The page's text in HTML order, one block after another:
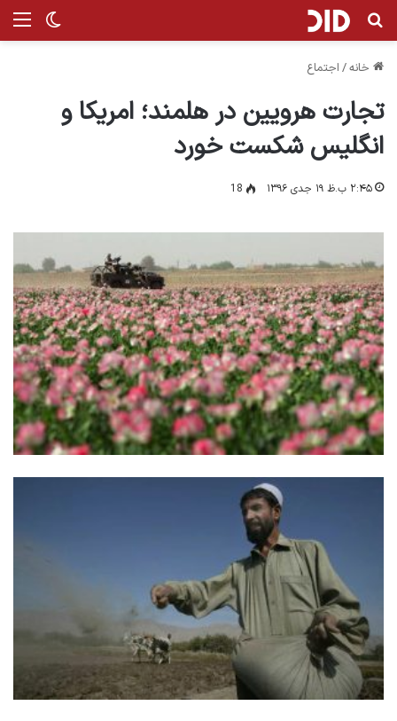
تغییر جستجو برای
خانه/ اجتماع
تجارت هرویین در هلمند؛ امریکا و
انگلیس شکست خورد
۲:۴۵ ب.ظ ۱۹ جدی ۱۳۹۶ 18